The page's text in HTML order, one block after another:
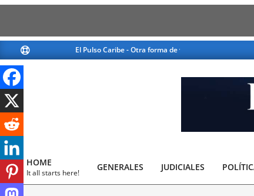
to
content
El Pulso Caribe - Otra forma de ver la noticia
El
Caribe
Primary
Navigation
HOME
It all starts here!
GENERALES JUDICIALES